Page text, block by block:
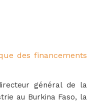
des financements
général de la
au Burkina Faso, la